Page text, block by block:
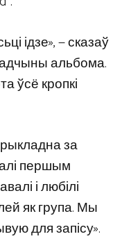
ідзе», — сказаў
альбома.
ўсё кропкі
за
першым
і любілі
як група. Мы
для запісу».